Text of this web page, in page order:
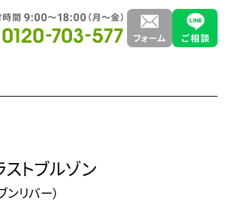
ストブルゾン
ンリバー）